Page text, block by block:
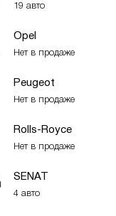
19 авто
Opel
Нет в продаже
Peugeot
Нет в продаже
Rolls-Royce
Нет в продаже
SENAT
4 авто